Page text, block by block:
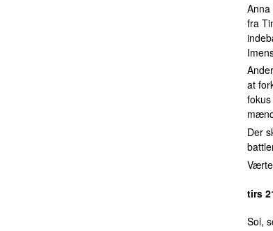
fra
at
Der
tirs
Sol,